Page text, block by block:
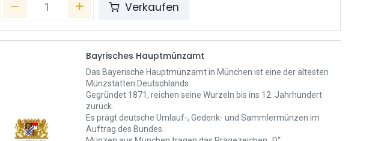
Verkaufen
Bayrisches Hauptmünzamt
Das Bayerische Hauptmünzamt in München ist eine der ältesten
Münzstätten Deutschlands.
Gegründet 1871, reichen seine Wurzeln bis ins 12. Jahrhundert
zurück.
Es prägt deutsche Umlauf-, Gedenk- und Sammlermünzen im
Auftrag des Bundes.